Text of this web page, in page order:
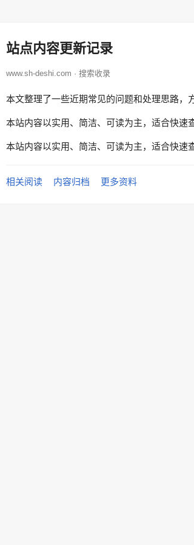
站点内容更新记录
www.sh-deshi.com · 搜索收录
本文整理了一些近期常见的问题和处理思路，
本站内容以实用、简洁、可读为主，适合快速
本站内容以实用、简洁、可读为主，适合快速
相关阅读 内容归档 更多资料